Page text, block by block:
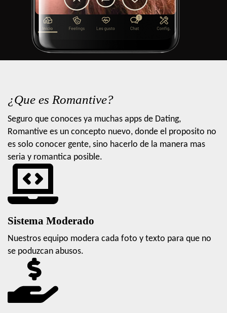
¿Que es Romantive?
Seguro que conoces ya muchas apps de Dating,
Romantive es un concepto nuevo, donde el proposito no
es solo conocer gente, sino hacerlo de la manera mas
seria y romantica posible.
Sistema Moderado
Nuestros equipo modera cada foto y texto para que no
se poduzcan abusos.